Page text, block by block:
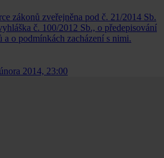
zákonů zveřejněna pod č. 21/2014 Sb.
č. 100/2012 Sb., o předepisování
o podmínkách zacházení s nimi.
2014, 23:00